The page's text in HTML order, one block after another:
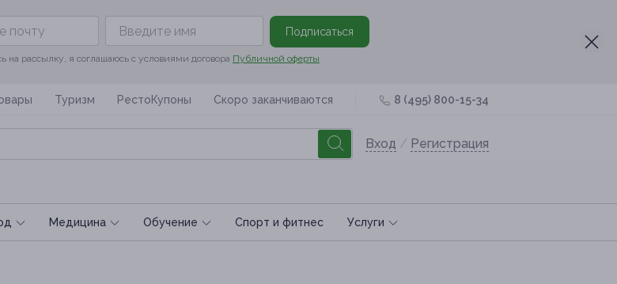
Подписаться
на рассылку, я соглашаюсь с условиями договора Публичной оферты
Туризм РестоКупоны Скоро заканчиваются 8 (495) 800-15-34
Вход / Регистрация
Медицина Обучение Спoрт и фитнес Услуги